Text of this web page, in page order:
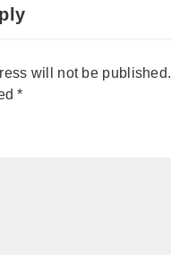
will not be published.
*